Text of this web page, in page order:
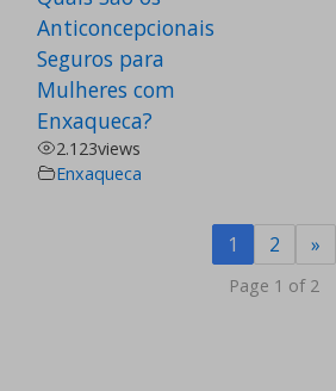
Anticoncepcionais
Seguros para
Mulheres com
Enxaqueca?
2.123views
Enxaqueca
1 2 »
Page 1 of 2